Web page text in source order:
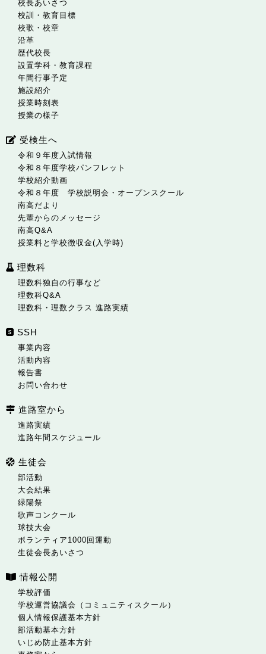
校長あいさつ
校訓・教育目標
校歌・校章
沿革
歴代校長
設置学科・教育課程
年間行事予定
施設紹介
授業時刻表
授業の様子
受検生へ
令和９年度入試情報
令和８年度学校パンフレット
学校紹介動画
令和８年度 学校説明会・オープンスクール
南高だより
先輩からのメッセージ
南高Q&A
授業料と学校徴収金(入学時)
理数科
理数科独自の行事など
理数科Q&A
理数科・理数クラス 進路実績
SSH
事業内容
活動内容
報告書
お問い合わせ
進路室から
進路実績
進路年間スケジュール
生徒会
部活動
大会結果
緑陽祭
歌声コンクール
球技大会
ボランティア1000回運動
生徒会長あいさつ
情報公開
学校評価
学校運営協議会（コミュニティスクール）
個人情報保護基本方針
部活動基本方針
いじめ防止基本方針